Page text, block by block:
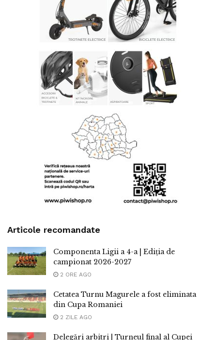
Articole recomandate
Componenta Ligii a 4-a | Ediția de
campionat 2026-2027
2 ORE AGO
Cetatea Turnu Magurele a fost eliminata
din Cupa Romaniei
2 ZILE AGO
Delegări arbitri | Turneul final al Cupei